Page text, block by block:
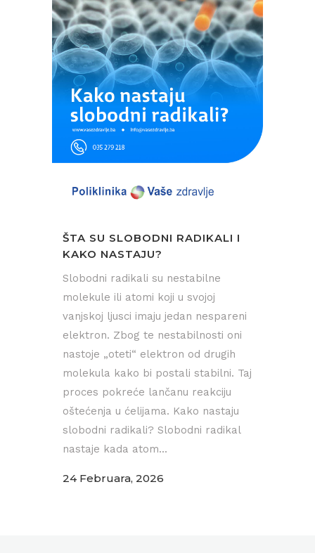
ŠTA SU SLOBODNI RADIKALI I
KAKO NASTAJU?
Slobodni radikali su nestabilne
molekule ili atomi koji u svojoj
vanjskoj ljusci imaju jedan nespareni
elektron. Zbog te nestabilnosti oni
nastoje „oteti“ elektron od drugih
molekula kako bi postali stabilni. Taj
proces pokreće lančanu reakciju
oštećenja u ćelijama. Kako nastaju
slobodni radikali? Slobodni radikal
nastaje kada atom...
24 Februara, 2026